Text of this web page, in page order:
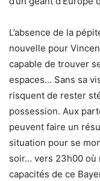
L’absence de la
nouvelle pour
capable de trouver
espaces… Sans sa
risquent de rester
possession. Aux
peuvent faire un
situation pour se
soir… vers 23h00 où
capacités de ce